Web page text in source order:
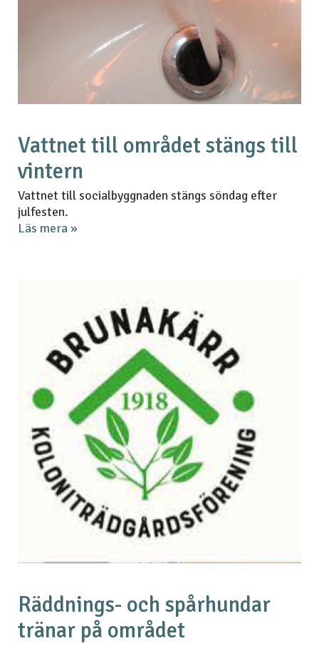
Vattnet till området stängs till
vintern
Vattnet till socialbyggnaden stängs söndag efter
julfesten.
Läs mera »
Räddnings- och spårhundar
tränar på området